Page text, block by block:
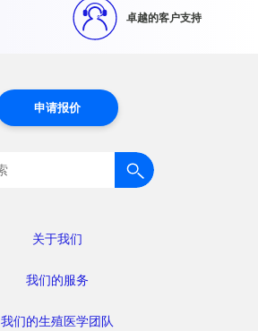
卓越的客户支持
关于我们
我们的服务
我们的生殖医学团队
申请报价